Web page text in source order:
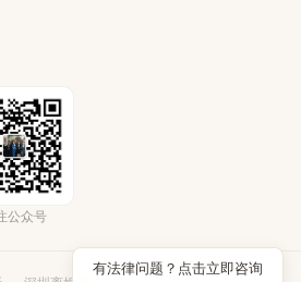
公众号
有法律问题？点击立即咨询